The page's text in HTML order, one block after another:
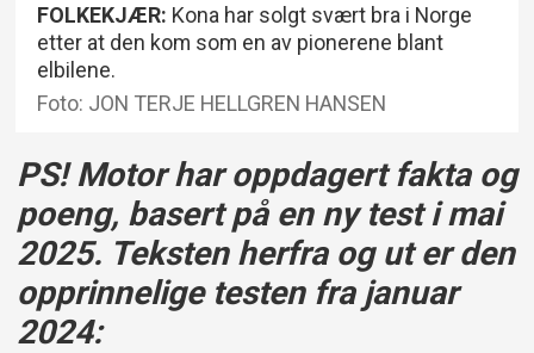
FOLKEKJÆR: Kona har solgt svært bra i Norge
etter at den kom som en av pionerene blant
elbilene.
Foto: JON TERJE HELLGREN HANSEN
PS! Motor har oppdagert fakta og
poeng, basert på en ny test i mai
2025. Teksten herfra og ut er den
opprinnelige testen fra januar
2024: